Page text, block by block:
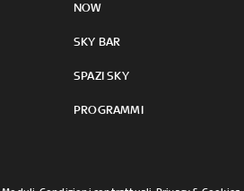
NOW
SKY BAR
SPAZI SKY
PROGRAMMI